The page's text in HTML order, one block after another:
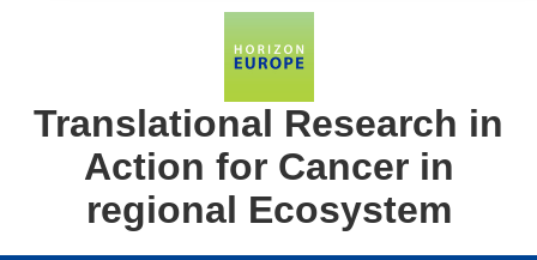
Translational Research in
Action for Cancer in
regional Ecosystem